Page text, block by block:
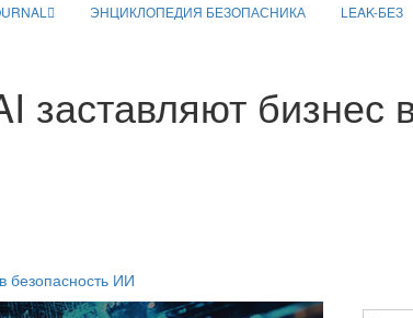
ЭНЦИКЛОПЕДИЯ БЕЗОПАСНИКА LEAK-БЕЗ
заставляют бизнес
безопасность ИИ